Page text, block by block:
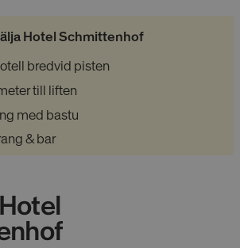
Hotel Schmittenhof
bredvid pisten
till liften
med bastu
& bar
Hotel